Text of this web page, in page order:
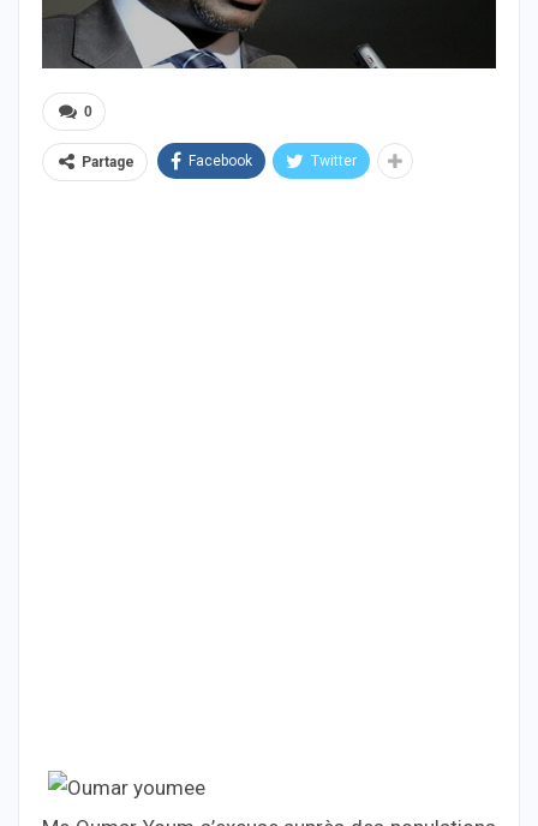
0
Partage Facebook Twitter